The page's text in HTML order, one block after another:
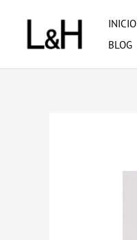
contenido
INICIO
BLOG